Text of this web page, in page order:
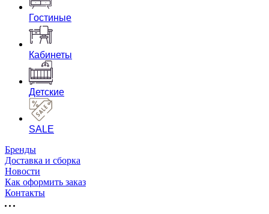
Гостиные
Кабинеты
Детские
SALE
Бренды
Доставка и сборка
Новости
Как оформить заказ
Контакты